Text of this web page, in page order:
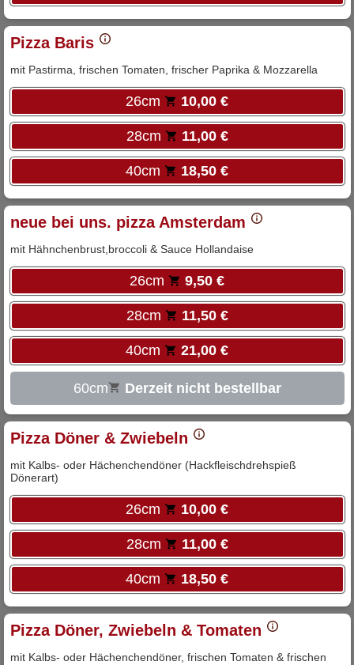
Pizza Baris
mit Pastirma, frischen Tomaten, frischer Paprika & Mozzarella
26cm 10,00 €
28cm 11,00 €
40cm 18,50 €
neue bei uns. pizza Amsterdam
mit Hähnchenbrust,broccoli & Sauce Hollandaise
26cm 9,50 €
28cm 11,50 €
40cm 21,00 €
60cm Derzeit nicht bestellbar
Pizza Döner & Zwiebeln
mit Kalbs- oder Hächenchendöner (Hackfleischdrehspieß
Dönerart)
26cm 10,00 €
28cm 11,00 €
40cm 18,50 €
Pizza Döner, Zwiebeln & Tomaten
mit Kalbs- oder Hächenchendöner, frischen Tomaten & frischen